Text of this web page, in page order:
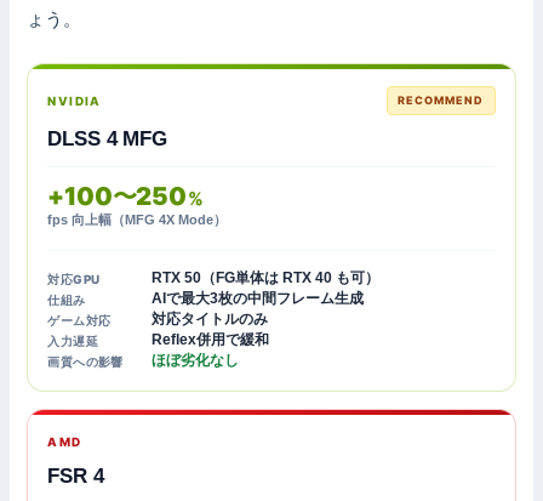
ょう。
NVIDIA RECOMMEND
DLSS 4 MFG
+100〜250%
fps 向上幅（MFG 4X Mode）
対応GPU RTX 50（FG単体は RTX 40 も可）
仕組み AIで最大3枚の中間フレーム生成
ゲーム対応 対応タイトルのみ
入力遅延 Reflex併用で緩和
画質への影響 ほぼ劣化なし
AMD
FSR 4